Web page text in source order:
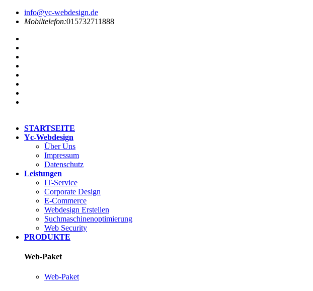
info@yc-webdesign.de
Mobiltelefon:015732711888
STARTSEITE
Yc-Webdesign
Über Uns
Impressum
Datenschutz
Leistungen
IT-Service
Corporate Design
E-Commerce
Webdesign Erstellen
Suchmaschinenoptimierung
Web Security
PRODUKTE
Web-Paket
Web-Paket